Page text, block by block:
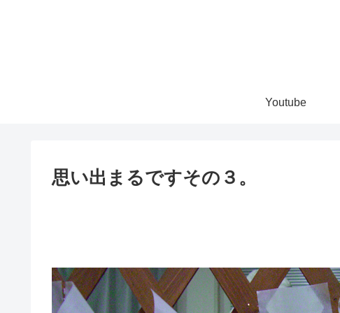
Youtube
思い出まるですその３。